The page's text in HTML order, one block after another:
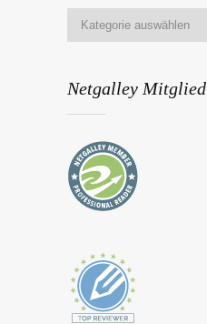
Netgalley Mitglied